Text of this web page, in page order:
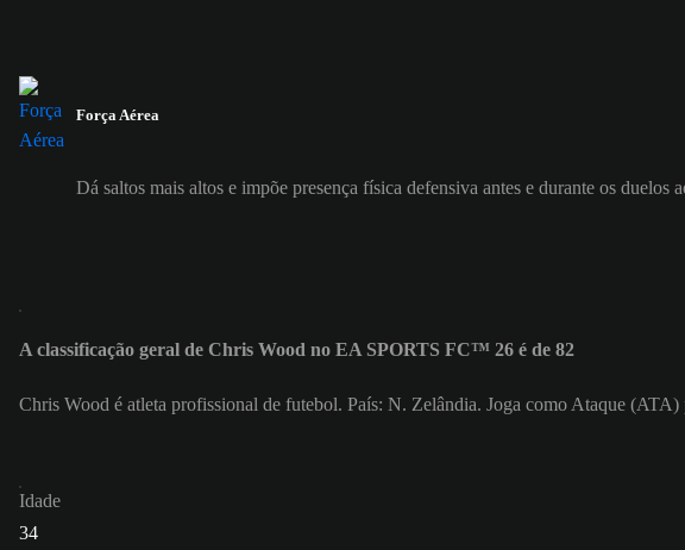
Força Aérea
Dá saltos mais altos e impõe presença física defensiva antes e durante os duelos
A classificação geral de Chris Wood no EA SPORTS FC™ 26 é de 82
Chris Wood é atleta profissional de futebol. País: N. Zelândia. Joga como Ataque
Idade
34